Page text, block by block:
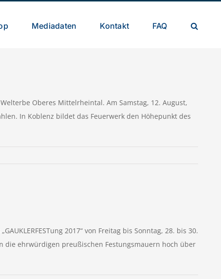
Mediadaten Kontakt FAQ
Oberes Mittelrheintal. Am Samstag, 12. August,
In Koblenz bildet das Feuerwerk den Höhepunkt des
2017“ von Freitag bis Sonntag, 28. bis 30.
die ehrwürdigen preußischen Festungsmauern hoch über